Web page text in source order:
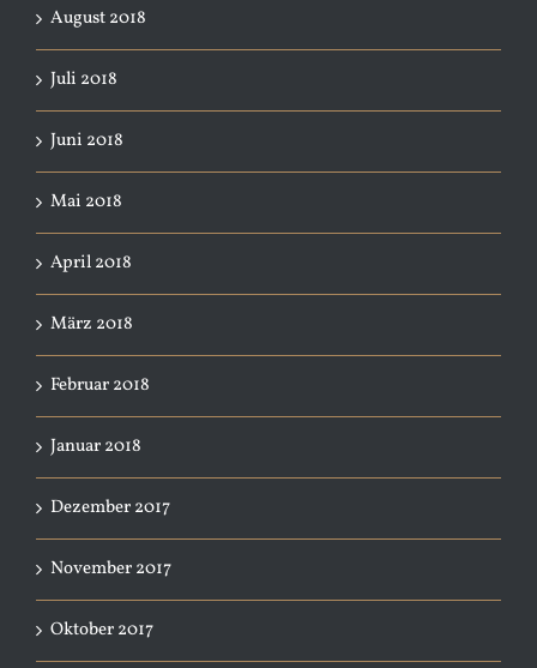
August 2018
Juli 2018
Juni 2018
Mai 2018
April 2018
März 2018
Februar 2018
Januar 2018
Dezember 2017
November 2017
Oktober 2017